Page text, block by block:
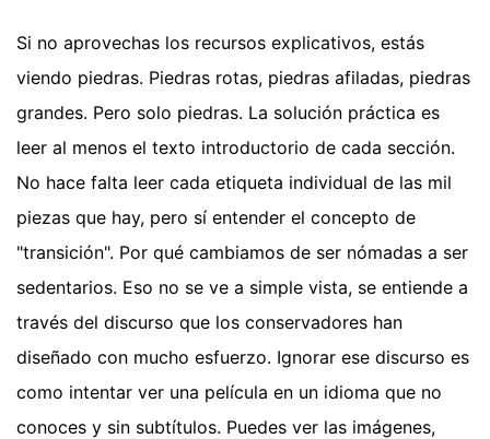
Si no aprovechas los recursos explicativos, estás
viendo piedras. Piedras rotas, piedras afiladas, piedras
grandes. Pero solo piedras. La solución práctica es
leer al menos el texto introductorio de cada sección.
No hace falta leer cada etiqueta individual de las mil
piezas que hay, pero sí entender el concepto de
"transición". Por qué cambiamos de ser nómadas a ser
sedentarios. Eso no se ve a simple vista, se entiende a
través del discurso que los conservadores han
diseñado con mucho esfuerzo. Ignorar ese discurso es
como intentar ver una película en un idioma que no
conoces y sin subtítulos. Puedes ver las imágenes,